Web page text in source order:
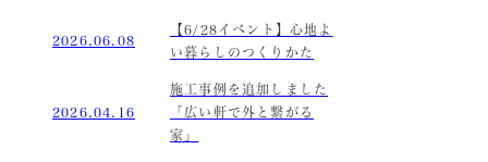
2026.06.08
【6/28イベント】心地よ
い暮らしのつくりかた
2026.04.16
施工事例を追加しました
「広い軒で外と繋がる
家」